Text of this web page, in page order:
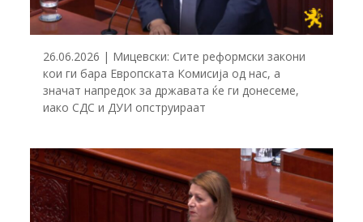
26.06.2026 | Мицевски: Сите реформски закони
кои ги бара Европската Комисија од нас, а
значат напредок за државата ќе ги донесеме,
иако СДС и ДУИ опструираат